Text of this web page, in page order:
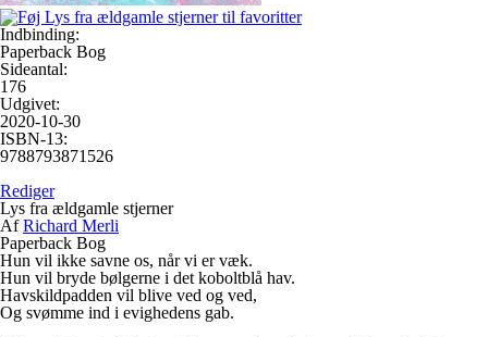
Indbinding:
Paperback Bog
Sideantal:
176
Udgivet:
2020-10-30
ISBN-13:
9788793871526
Rediger
Lys fra ældgamle stjerner
AfRichard Merli
Paperback Bog
Hun vil ikke savne os, når vi er væk.
Hun vil bryde bølgerne i det koboltblå hav.
Havskildpadden vil blive ved og ved,
Og svømme ind i evighedens gab.